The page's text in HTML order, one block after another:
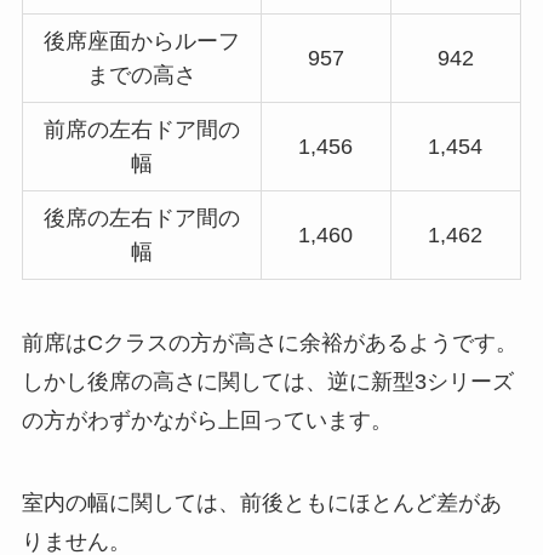
後席座面からルーフ
までの高さ
957 942
前席の左右ドア間の
幅
1,456 1,454
後席の左右ドア間の
幅
1,460 1,462
前席はCクラスの方が高さに余裕があるようです。
しかし後席の高さに関しては、逆に新型3シリーズ
の方がわずかながら上回っています。
室内の幅に関しては、前後ともにほとんど差があ
りません。